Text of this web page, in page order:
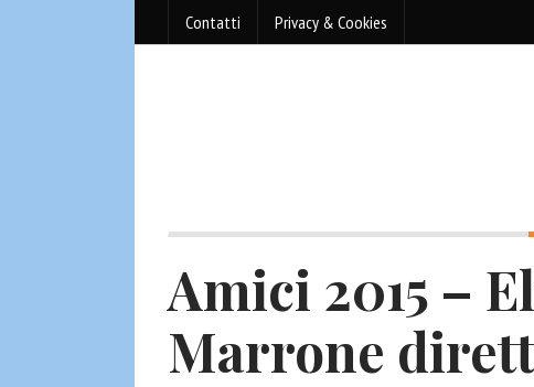
Contatti Privacy & Cookies
Amici 2015 –
Marrone